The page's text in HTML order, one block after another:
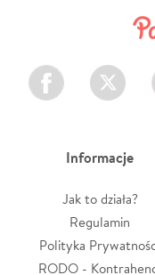
Facebook Twitter
Informacje
Jak to działa?
Regulamin
Polityka
RODO -